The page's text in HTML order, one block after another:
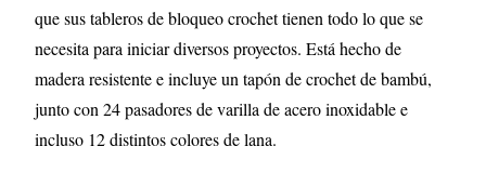
que sus tableros de bloqueo crochet tienen todo lo que se
necesita para iniciar diversos proyectos. Está hecho de
madera resistente e incluye un tapón de crochet de bambú,
junto con 24 pasadores de varilla de acero inoxidable e
incluso 12 distintos colores de lana.